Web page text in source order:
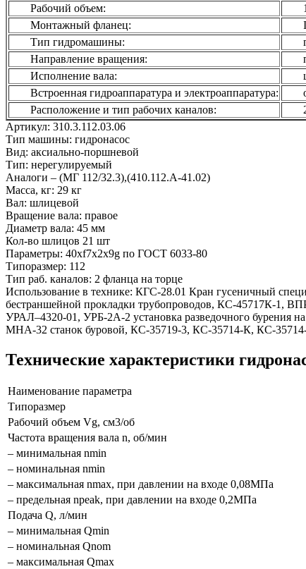
Рабочий объем:
Монтажный фланец:
Тип гидромашины:
Направление вращения:
Исполнение вала:
Встроенная гидроаппаратура и электроаппаратура:
Расположение и тип рабочих каналов:
Артикул: 310.3.112.03.06
Тип машины: гидронасос
Вид: аксиально-поршневой
Тип: нерегулируемый
Аналоги – (МГ 112/32.3),(410.112.А-41.02)
Масса, кг: 29 кг
Вал: шлицевой
Вращение вала: правое
Диаметр вала: 45 мм
Кол-во шлицов 21 шт
Параметры: 40хf7х2x9g по ГОСТ 6033-80
Типоразмер: 112
Тип раб. каналов: 2 фланца на торце
Использование в технике: КГС-28.01 Кран гусеничный
бестраншейной прокладки трубопроводов, КС-45717К-1,
УРАЛ–4320-01, УРБ-2А-2 установка разведочного
МНА-32 станок буровой, КС-35719-3, КС-35714-К, КС-
Технические характеристики
Наименование параметра
Типоразмер
Рабочий объем Vg, см3/об
Частота вращения вала n, об/мин
– минимальная nmin
– номинальная nmin
– максимальная nmax, при давлении на входе 0,08МПа
– предельная npeak, при давлении на входе 0,2МПа
Подача Q, л/мин
– минимальная Qmin
– номинальная Qnom
– максимальная Qmax